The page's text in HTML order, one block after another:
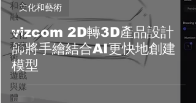
和金
融
文化
和藝
術
遊戲
與媒
體
vizcom 2D轉3D產品設計
師將手繪結合AI更快地創建
模型
文化和藝術